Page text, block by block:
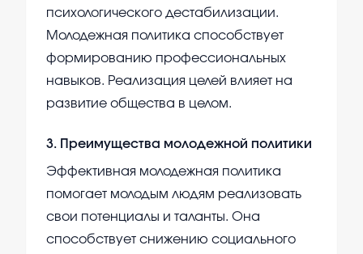
психологического дестабилизации.
Молодежная политика способствует
формированию профессиональных
навыков. Реализация целей влияет на
развитие общества в целом.
3. Преимущества молодежной политики
Эффективная молодежная политика
помогает молодым людям реализовать
свои потенциалы и таланты. Она
способствует снижению социального